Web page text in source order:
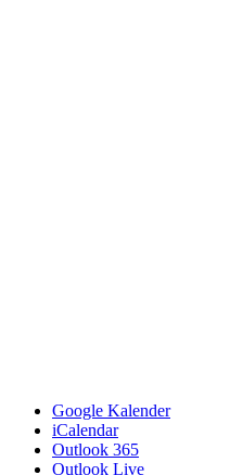
Google Kalender
iCalendar
Outlook 365
Outlook Live